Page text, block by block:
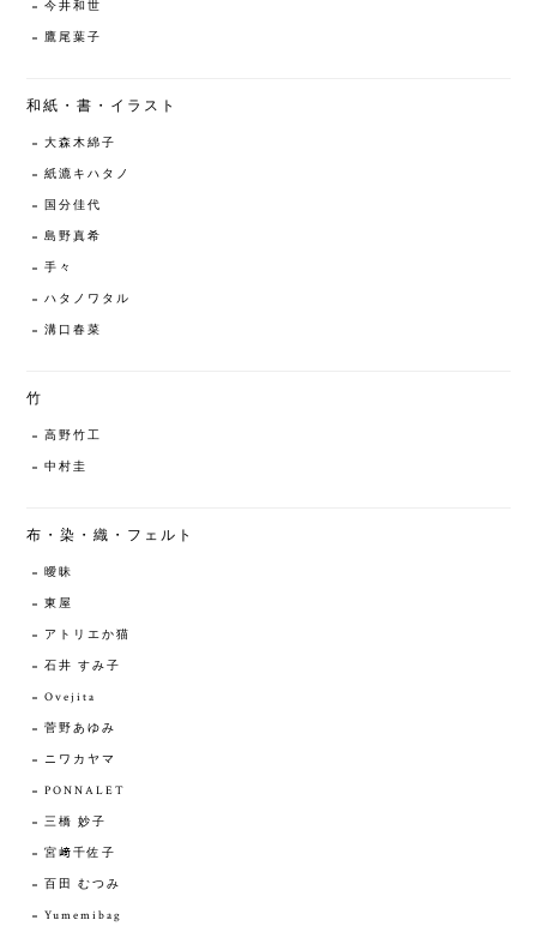
今井和世
鷹尾葉子
和紙・書・イラスト
大森木綿子
紙漉キハタノ
国分佳代
島野真希
手々
ハタノワタル
溝口春菜
竹
高野竹工
中村圭
布・染・織・フェルト
曖昧
東屋
アトリエか猫
石井 すみ子
Ovejita
菅野あゆみ
ニワカヤマ
PONNALET
三橋 妙子
宮﨑千佐子
百田 むつみ
Yumemibag